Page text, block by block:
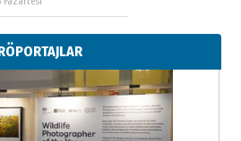
Sebahattin Şirin’e
Pazartesi